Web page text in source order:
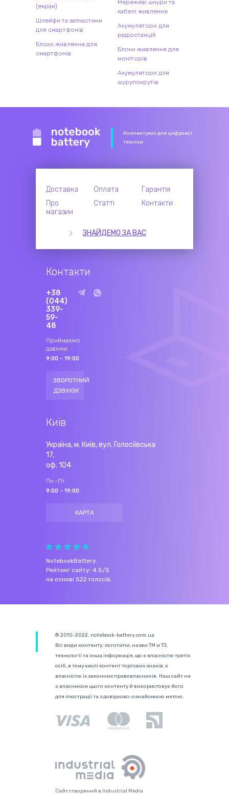
(екран)
Шлейфи та запчастини
для смартфонів
Блоки живлення для
смартфонів
Мережеві шнури та
кабелі живлення
Акумулятори для
радіостанцій
Блоки живлення для
моніторів
Акумулятори для
шурупокрутів
Комлектуючі для цифрової
техніки
Доставка Оплата
Гарантія
Про
магазин
Статті Контакти
ЗНАЙДЕМО ЗА ВАС
Контакти
+38
(044)
339-
59-
48
Приймаємо
дзвінки
9:00 - 19:00
ЗВОРОТНИЙ
ДЗВІНОК
Київ
Україна, м. Київ, вул. Голосіївська
17,
оф. 104
Пн.-Пт.
9:00 - 19:00
КАРТА
NotebookBattery.
Рейтинг сайту: 4.5/5
на основі 522 голосів.
© 2010-2022. notebook-battery.com.ua
Всі види контенту: логотипи, назви ТМ и ТЗ,
технології та інша інформація, що є власністю третіх
осіб, в тому числі контент торгових знаків, є
власністю їх законних правовласників. Наш сайт не
є власником цього контенту й використовує його
для ілюстрації та з довідково-ознайомчою метою.
Сайт створений в Industrial Media